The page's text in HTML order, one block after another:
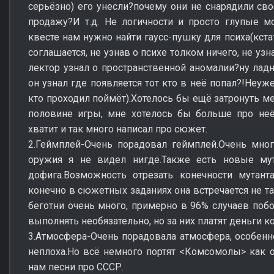
серьёзно) его унесли?почему они не снарядили
продажу?И т.д. Не логичности и просто глупые
квесте нам нужно найти гаусс-пушку для
соглашается, не узнав о психе толком ничего, не
лектор узнал о пространственной аномалии?ну
он узнал где появляется тот кто в неё
кто проходил поймёт).Хотелось бы ещё затронуть
половине игры, мне хотелось бы больше про
хватит и так много написал про сюжет.
2.Геймплей-Очень порадовал геймплей.Очень
оружия я не видел нигде.Также есть новые
дофига.Возможность отрезать конечности
конечно в сюжетных заданиях она встречается не
беготни очень много, примерно в 96% случаев
выполнять необязательно, но за них платят деньги
3.Атмосфера-Очень порадовала атмосфера,
неплоха.Но всё немного портят <Комсомолы> как
нам песни про СССР.